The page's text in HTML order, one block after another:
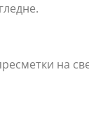
на